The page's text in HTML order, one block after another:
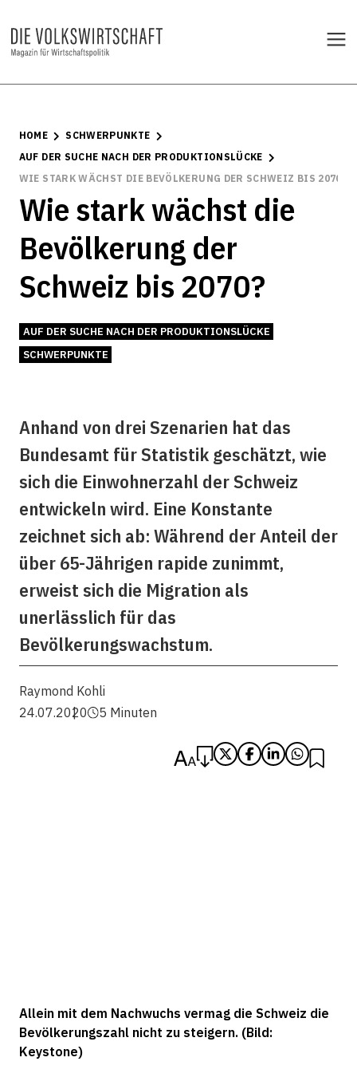
HOME
SCHWERPUNKTE
AUF DER SUCHE NACH DER PRODUKTIONSLÜCKE
WIE STARK WÄCHST DIE BEVÖLKERUNG DER SCHWEIZ BIS 2070?
Wie stark wächst die
Bevölkerung der
Schweiz bis 2070?
AUF DER SUCHE NACH DER PRODUKTIONSLÜCKE
SCHWERPUNKTE
Anhand von drei Szenarien hat das
Bundesamt für Statistik geschätzt, wie
sich die Einwohnerzahl der Schweiz
entwickeln wird. Eine Konstante
zeichnet sich ab: Während der Anteil der
über 65-Jährigen rapide zunimmt,
erweist sich die Migration als
unerlässlich für das
Bevölkerungswachstum.
Raymond Kohli
24.07.2020
5 Minuten
Allein mit dem Nachwuchs vermag die Schweiz die
Bevölkerungszahl nicht zu steigern. (Bild:
Keystone)